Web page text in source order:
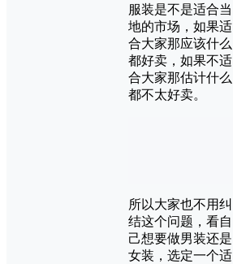
服装是不是适合当
地的市场，如果适
合大家那应该什么
都好卖，如果不适
合大家那估计什么
都不太好卖。
所以大家也不用纠
结这个问题，看自
己想要做男装还是
女装，选定一个适